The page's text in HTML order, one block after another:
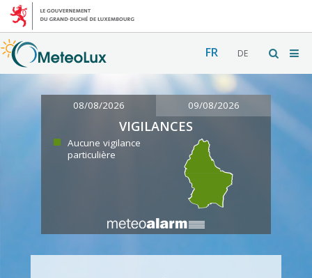
FR DE
08/08/2026 09/08/2026
VIGILANCES
Aucune vigilance
particulière